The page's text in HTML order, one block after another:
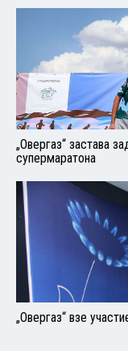
„Овергаз“ застава
супермаратона
„Овергаз“ взе